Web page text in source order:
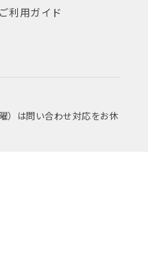
ご利用ガイド
）は問い合わせ対応をお休